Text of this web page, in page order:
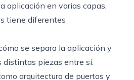
aplicación en varias capas,
tiene diferentes
se separa la aplicación y
distintas piezas entre sí.
arquitectura de puertos y